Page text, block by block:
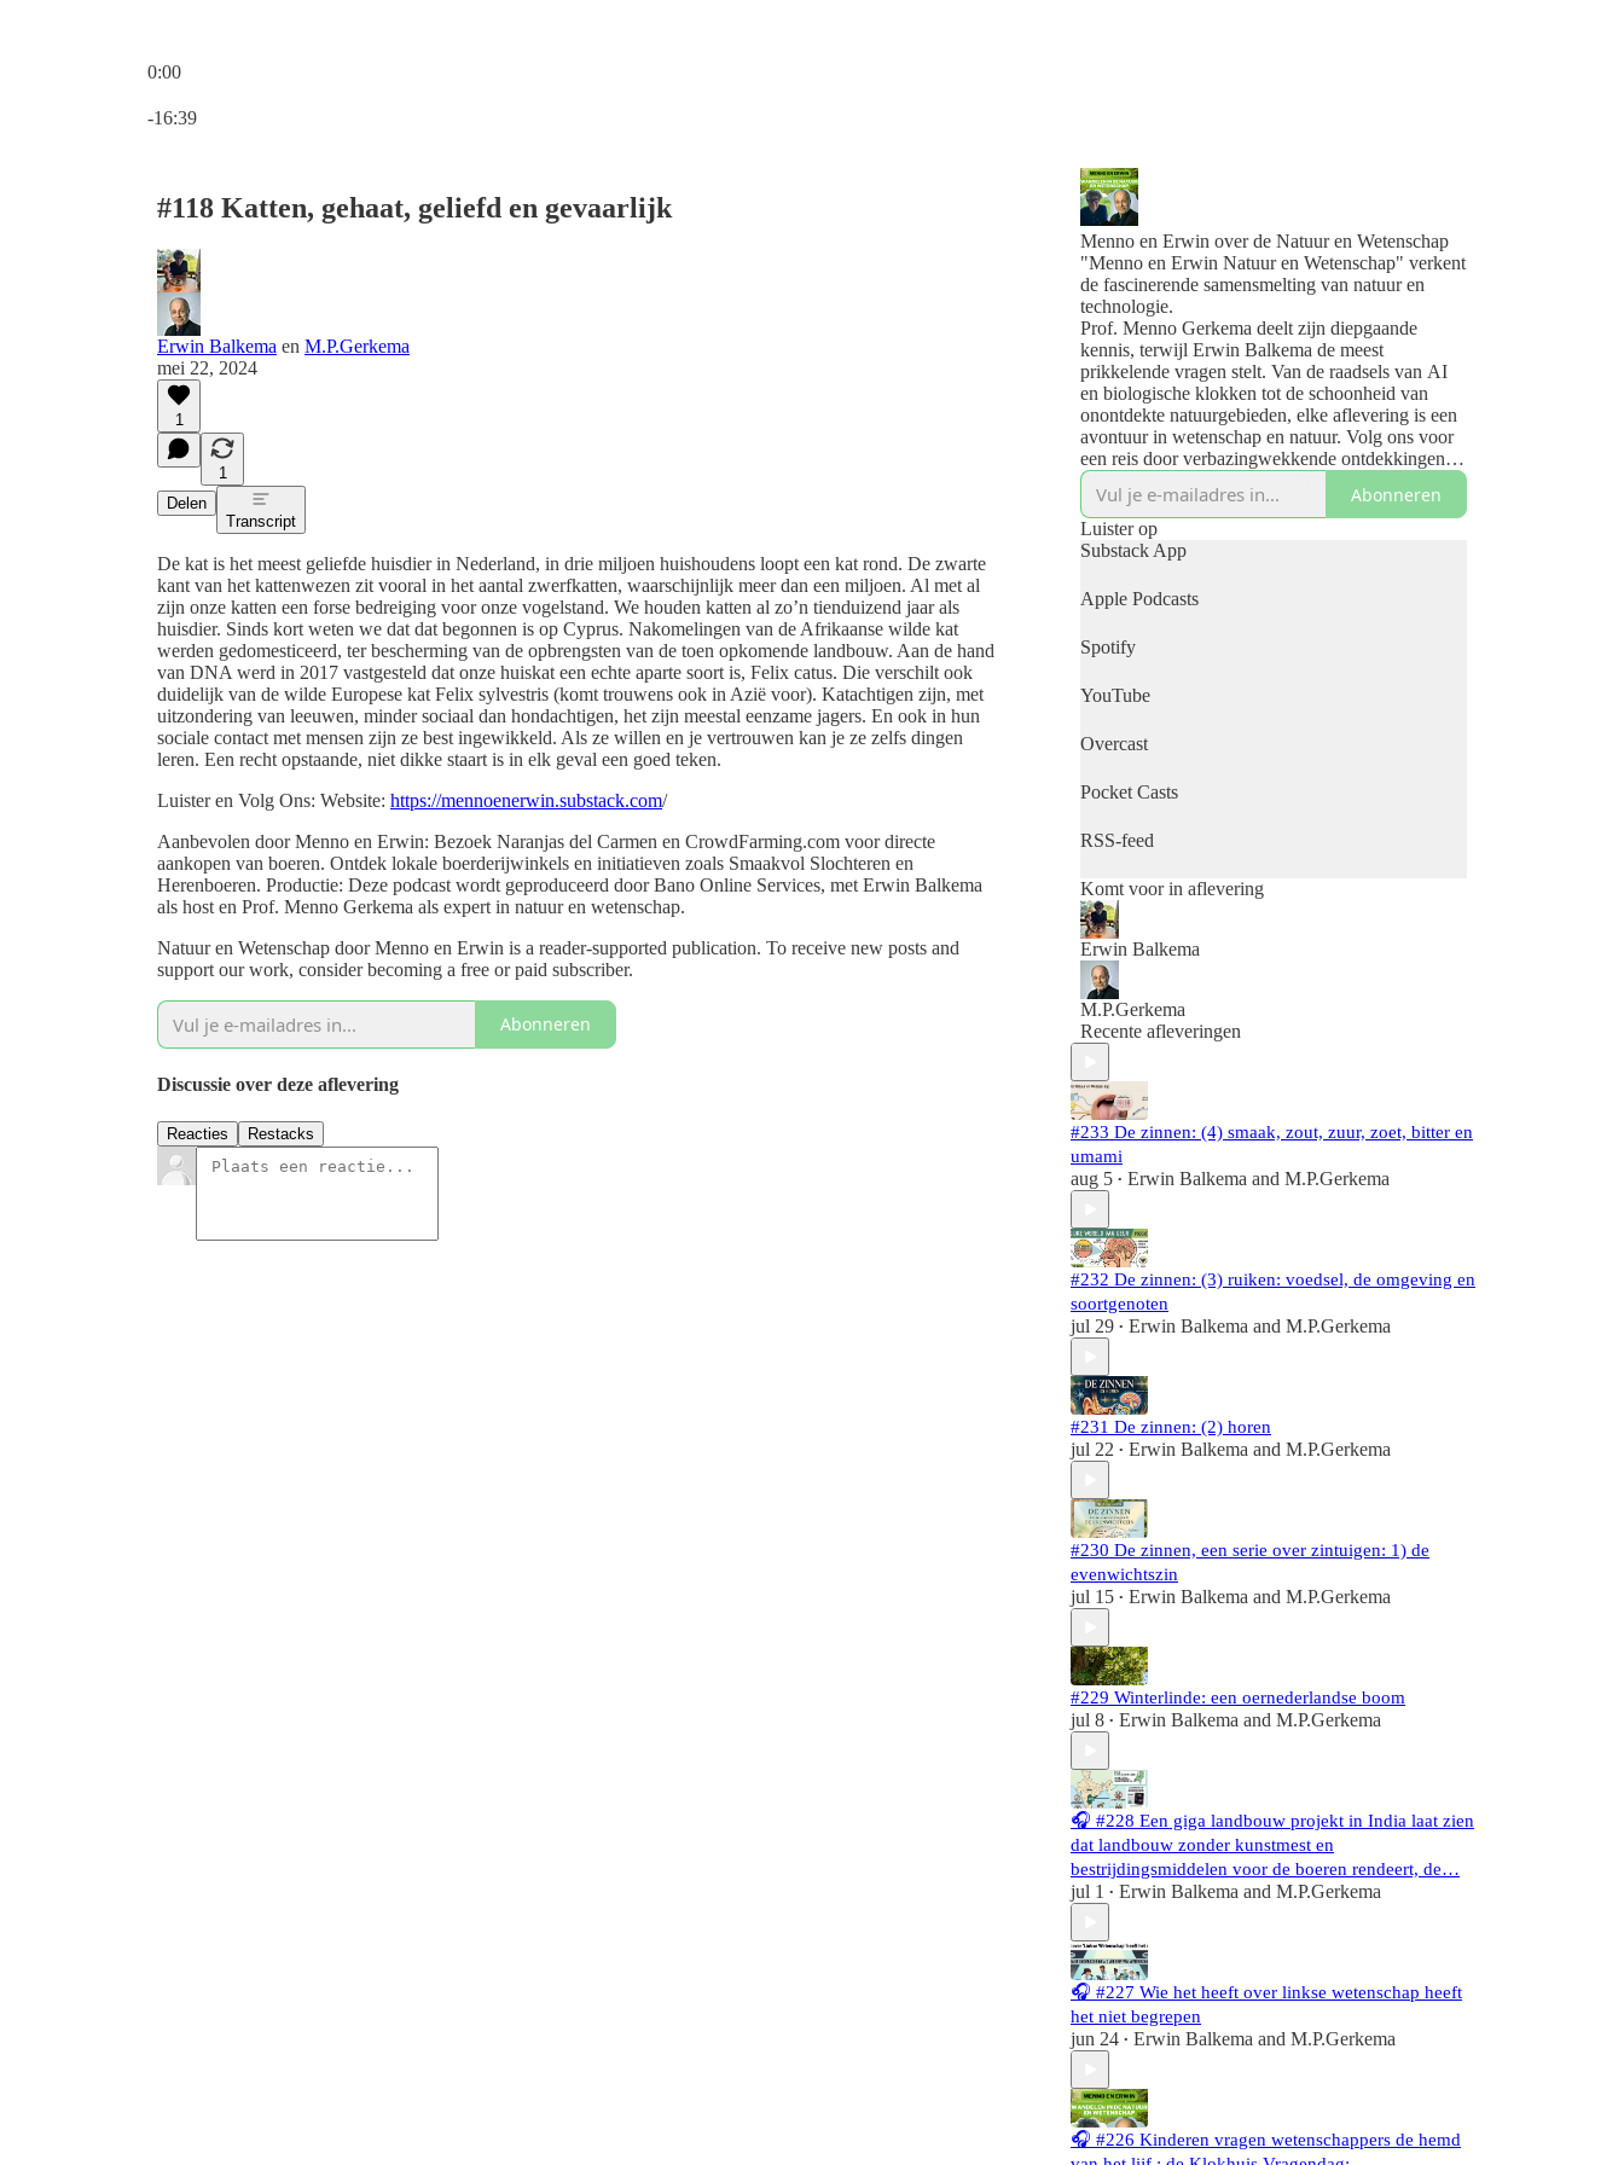
0:00
-16:39
#118 Katten, gehaat, geliefd en gevaarlijk
Erwin Balkema en M.P.Gerkema
mei 22, 2024
1
1
Delen
Transcript
De kat is het meest geliefde huisdier in Nederland, in drie miljoen huishoudens loopt een kat rond. De zwarte
kant van het kattenwezen zit vooral in het aantal zwerfkatten, waarschijnlijk meer dan een miljoen. Al met al
zijn onze katten een forse bedreiging voor onze vogelstand. We houden katten al zo’n tienduizend jaar als
huisdier. Sinds kort weten we dat dat begonnen is op Cyprus. Nakomelingen van de Afrikaanse wilde kat
werden gedomesticeerd, ter bescherming van de opbrengsten van de toen opkomende landbouw. Aan de hand
van DNA werd in 2017 vastgesteld dat onze huiskat een echte aparte soort is, Felix catus. Die verschilt ook
duidelijk van de wilde Europese kat Felix sylvestris (komt trouwens ook in Azië voor). Katachtigen zijn, met
uitzondering van leeuwen, minder sociaal dan hondachtigen, het zijn meestal eenzame jagers. En ook in hun
sociale contact met mensen zijn ze best ingewikkeld. Als ze willen en je vertrouwen kan je ze zelfs dingen
leren. Een recht opstaande, niet dikke staart is in elk geval een goed teken.
Luister en Volg Ons: Website: ⁠⁠https://mennoenerwin.substack.com⁠⁠/
Aanbevolen door Menno en Erwin: Bezoek Naranjas del Carmen en CrowdFarming.com voor directe
aankopen van boeren. Ontdek lokale boerderijwinkels en initiatieven zoals Smaakvol Slochteren en
Herenboeren. Productie: Deze podcast wordt geproduceerd door Bano Online Services, met Erwin Balkema
als host en Prof. Menno Gerkema als expert in natuur en wetenschap.
Natuur en Wetenschap door Menno en Erwin is a reader-supported publication. To receive new posts and
support our work, consider becoming a free or paid subscriber.
Abonneren
Discussie over deze aflevering
Reacties Restacks
Menno en Erwin over de Natuur en Wetenschap
"Menno en Erwin Natuur en Wetenschap" verkent
de fascinerende samensmelting van natuur en
technologie.
Prof. Menno Gerkema deelt zijn diepgaande
kennis, terwijl Erwin Balkema de meest
prikkelende vragen stelt. Van de raadsels van AI
en biologische klokken tot de schoonheid van
onontdekte natuurgebieden, elke aflevering is een
avontuur in wetenschap en natuur. Volg ons voor
een reis door verbazingwekkende ontdekkingen
en inzichten.
Jouw pad naar de wonderen van de natuur en de
vooruitgang van technologie begint hier.
www.mennoenerwin.nl/
Abonneren
Luister op
Substack App
Apple Podcasts
Spotify
YouTube
Overcast
Pocket Casts
RSS-feed
Komt voor in aflevering
Erwin Balkema
M.P.Gerkema
Recente afleveringen
#233 De zinnen: (4) smaak, zout, zuur, zoet, bitter en
umami
aug 5 • Erwin Balkema and M.P.Gerkema
#232 De zinnen: (3) ruiken: voedsel, de omgeving en
soortgenoten
jul 29 • Erwin Balkema and M.P.Gerkema
#231 De zinnen: (2) horen
jul 22 • Erwin Balkema and M.P.Gerkema
#230 De zinnen, een serie over zintuigen: 1) de
evenwichtszin
jul 15 • Erwin Balkema and M.P.Gerkema
#229 Winterlinde: een oernederlandse boom
jul 8 • Erwin Balkema and M.P.Gerkema
🎧 #228 Een giga landbouw projekt in India laat zien
dat landbouw zonder kunstmest en
bestrijdingsmiddelen voor de boeren rendeert, de…
jul 1 • Erwin Balkema and M.P.Gerkema
🎧 #227 Wie het heeft over linkse wetenschap heeft
het niet begrepen
jun 24 • Erwin Balkema and M.P.Gerkema
🎧 #226 Kinderen vragen wetenschappers de hemd